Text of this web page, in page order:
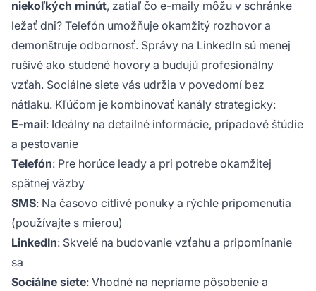
niekoľkých minút, zatiaľ čo e-maily môžu v schránke
ležať dni? Telefón umožňuje okamžitý rozhovor a
demonštruje odbornosť. Správy na LinkedIn sú menej
rušivé ako studené hovory a budujú profesionálny
vzťah. Sociálne siete vás udržia v povedomí bez
nátlaku. Kľúčom je kombinovať kanály strategicky:
E-mail: Ideálny na detailné informácie, prípadové štúdie
a pestovanie
Telefón: Pre horúce leady a pri potrebe okamžitej
spätnej väzby
SMS: Na časovo citlivé ponuky a rýchle pripomenutia
(používajte s mierou)
LinkedIn: Skvelé na budovanie vzťahu a pripomínanie
sa
Sociálne siete: Vhodné na nepriame pôsobenie a